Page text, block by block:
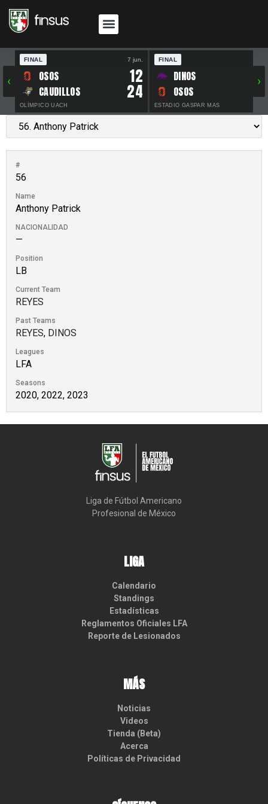
‹
FINAL 7 jun.
OSOS 12
CAUDILLOS 24
OLÍMPICO UACH
FINAL
DINOS
OSOS
ESTADIO GASPAR MAS
›
#
56
Name
Anthony Patrick
NACIONALIDAD
—
Position
LB
Current Team
REYES
Past Teams
REYES, DINOS
Leagues
LFA
Seasons
2020, 2022, 2023
Liga de Fútbol Americano
Profesional de México
LIGA
Calendario
Standings
Estadísticas
Reglamentos Oficiales LFA
Reporte de Lesionados
MÁS
Noticias
Videos
Tienda (Beta)
Acerca
Políticas de Privacidad